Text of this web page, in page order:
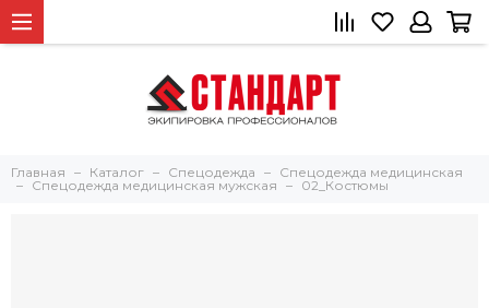
Главная Каталог Спецодежда
Спецодежда медицинская
Спецодежда медицинская мужская
02_Костюмы